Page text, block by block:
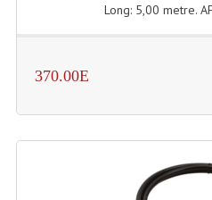
Platines
Microphones
Long: 5,00 metre.
370.00E